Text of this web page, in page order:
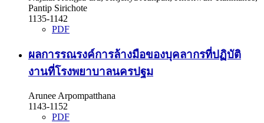
Pantip Sirichote
1135-1142
PDF
ผลการรณรงค์การล้างมือของบุคลากรที่ปฏิบัติ
งานที่โรงพยาบาลนครปฐม
Arunee Arpompatthana
1143-1152
PDF